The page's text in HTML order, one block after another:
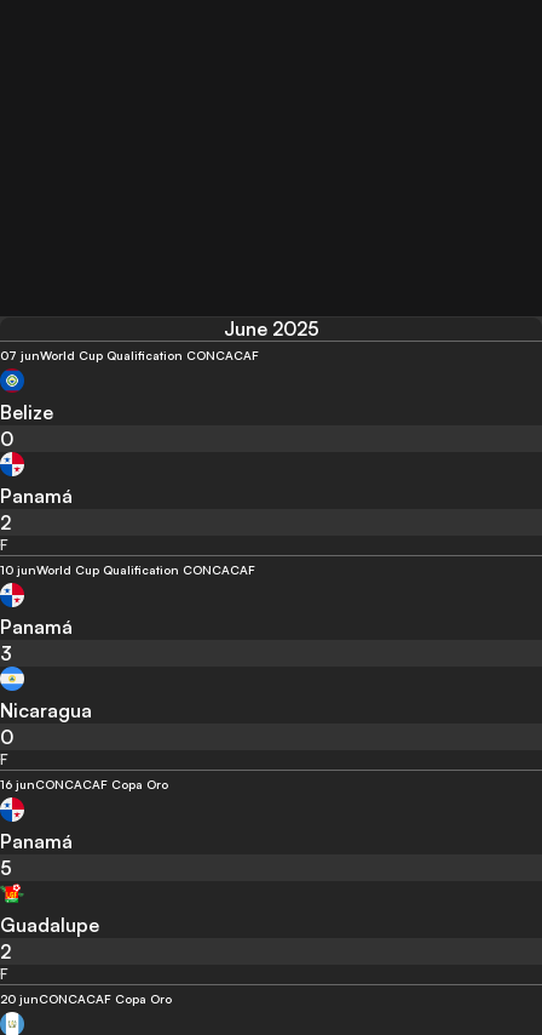
June 2025
07 junWorld Cup Qualification CONCACAF
Belize
0
Panamá
2
F
10 junWorld Cup Qualification CONCACAF
Panamá
3
Nicaragua
0
F
16 junCONCACAF Copa Oro
Panamá
5
Guadalupe
2
F
20 junCONCACAF Copa Oro